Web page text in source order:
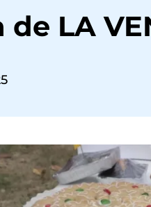
de LA